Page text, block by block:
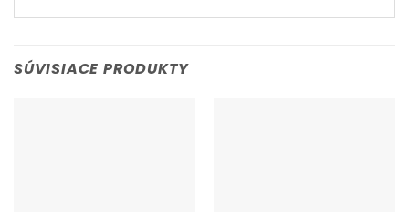
SÚVISIACE PRODUKTY